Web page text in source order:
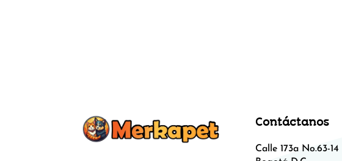
Contáctanos
Calle 173a No.63-14